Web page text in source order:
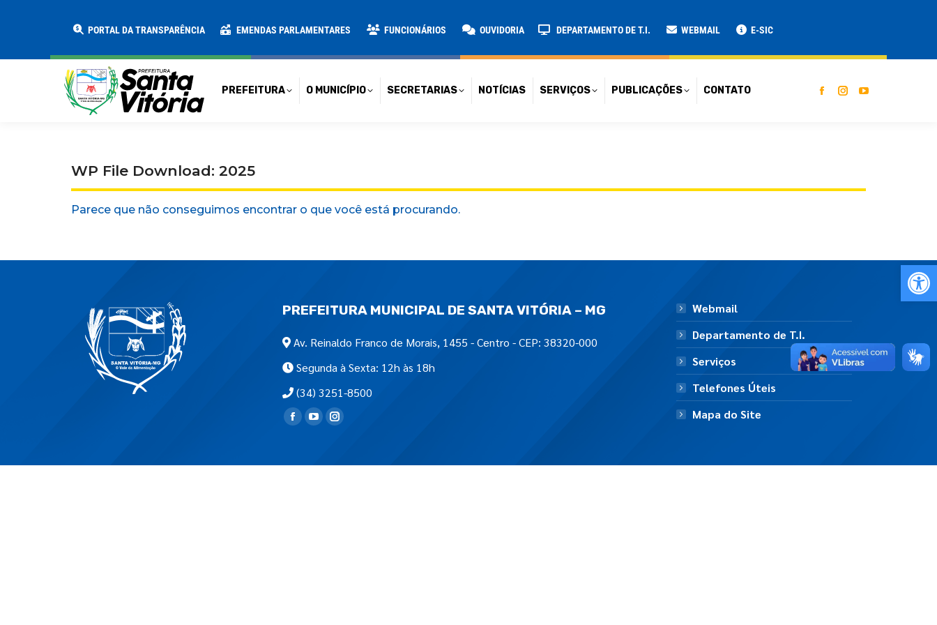
PORTAL DA TRANSPARÊNCIA EMENDAS PARLAMENTARES FUNCIONÁRIOS OUVIDORIA DEPARTAMENTO DE T.I. WEBMAIL E-SIC
PREFEITURA O MUNICÍPIO SECRETARIAS NOTÍCIAS SERVIÇOS PUBLICAÇÕES CONTATO
WP File Download: 2025
Parece que não conseguimos encontrar o que você está procurando.
PREFEITURA MUNICIPAL DE SANTA VITÓRIA – MG
Av. Reinaldo Franco de Morais, 1455 - Centro - CEP: 38320-000
Segunda à Sexta: 12h às 18h
(34) 3251-8500
Encontre-nos em:
Webmail
Departamento de T.I.
Serviços
Telefones Úteis
Mapa do Site